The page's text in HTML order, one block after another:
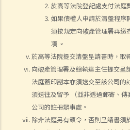
於高等法院登記處支付法庭
如果債權人申請於清盤程序
須按規定向破產管理署再繳
項 。
於高等法院提交清盤呈請書時，取
向破產管理署及總執達主任提交呈
法庭蓋印副本亦須送交至該公司的
須送往及留予 （並非透過郵寄、
公司的註冊辦事處。
除非法庭另有頒令，否則呈請書須
4. 於破產呈請之法庭聆訊中，T先生表示因
有收到法定要求償債書，並只於聆訊前兩
先生可否藉此向法庭請求暫停或撤銷訴訟？
5. 如法庭向 T先生頒布破產令，他會面對甚
6. 破產會否影響T先生的工作？
7. 如T先生攜同100,000元現金潛逃往中國
8.如T先生將其私家車送給兄長，他可能要
9. 當法庭向T先生頒布破產令後，ABC銀行
10. T先生的破產令幾時會被解除？